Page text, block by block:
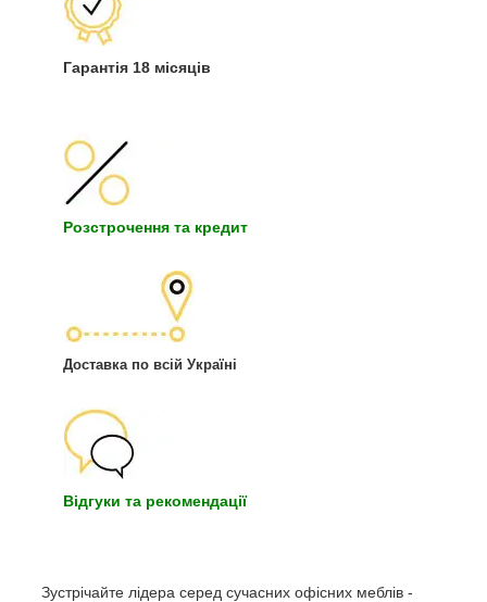
Гарантія 18 місяців
Розстрочення та кредит
Доставка по всій Україні
Відгуки та рекомендації
Зустрічайте лідера серед сучасних офісних меблів -